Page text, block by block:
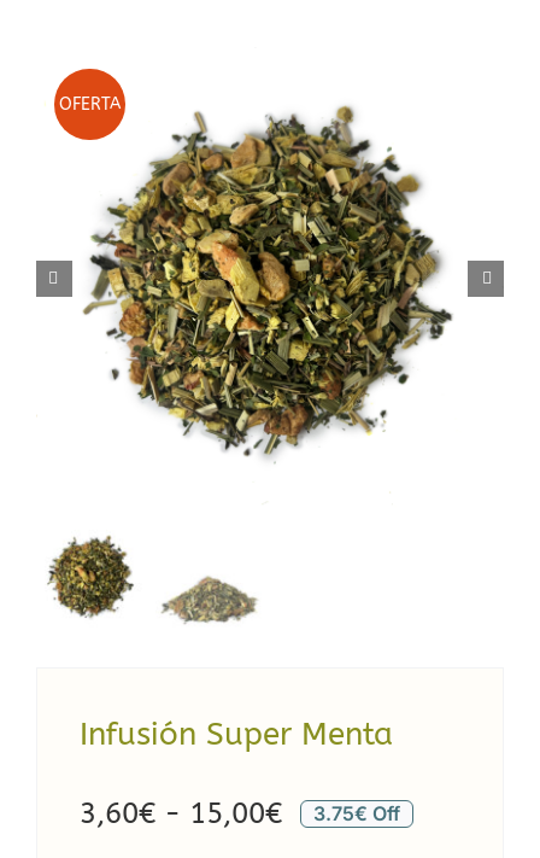
Infusiones
Complementos
Delicias
Talleres
El Blog de Bebe-Té
Sobre nosotros
Carrito
OFERTA
Infusión Super Menta
3,60€ - 15,00€Rango
3.75€ Off